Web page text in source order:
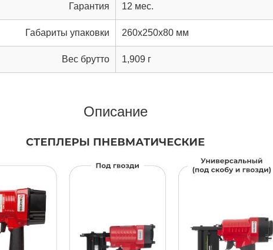
Гарантия 12 мес.
Габариты упаковки 260x250x80 мм
Вес брутто 1,909 г
Описание